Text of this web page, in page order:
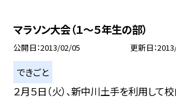
マラソン大会（１〜５年生の部）
公開日 2013/02/05 更新日
できごと
２月５日（火）、新中川土手を利用して